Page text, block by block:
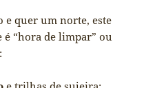
e quer um norte, este
é “hora de limpar” ou